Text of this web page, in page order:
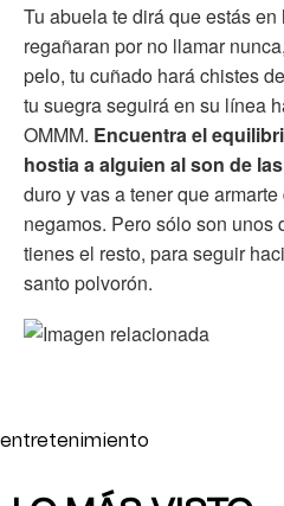
Tu abuela te dirá que estás
regañaran por no llamar
pelo, tu cuñado hará chistes
tu suegra seguirá en su línea
OMMM. Encuentra el
hostia a alguien al son de
duro y vas a tener que
negamos. Pero sólo son unos
tienes el resto, para seguir
santo polvorón.
entretenimiento